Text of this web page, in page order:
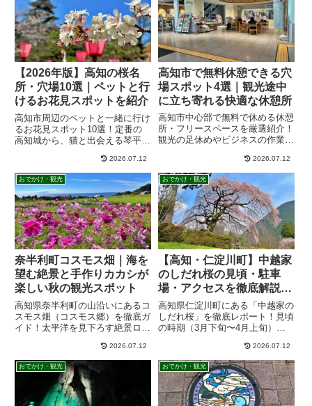
【2026年版】高知の桜名
所・穴場10選｜ペットと行
けるお花見スポットを紹介
高知市周辺のペットと一緒に行け
るお花見スポット10選！定番の
高知城から、猫と出会える琴平神
イブに最適な桜名所を詳しく紹
介。見頃の時期や夜桜情報、駐車
場の有無も。愛犬や愛猫と一緒に
高知の春を満喫したい方必見のガ
イドです。
2026.07.12
高知市で無料休憩できる穴
場スポット4選｜観光途中
に立ち寄れる快適な休憩所
高知市中心部で無料で休める休憩
所・フリースペースを厳選紹介！
観光の足休めやビジネスの作業、
のWi-Fi・充電環境・飲食持ち込
みルールを地元目線で詳しく解説
します。これを知れば高知の街歩
きがもっと快適に！
2026.07.12
おでかけ・観光
奈半利町コスモス畑｜海を
望む絶景と手作りカカシが
楽しい秋の観光スポット
高知県奈半利町の山沿いにあるコ
スモス畑（コスモス郷）を徹底ガ
イド！太平洋を見下ろす絶景ロケ
クなカカシ（約30体）の魅力
を、実体験をもとにご紹介。初め
てでも安心な駐車場情報や、狭い
山道を安全に運転するコツ、10
月下旬〜11月上旬の見頃も詳し
2026.07.12
おでかけ・観光
【高知・仁淀川町】中越家
のしだれ桜の見頃・駐車
場・アクセスを徹底解説！
樹齢200年の滝のような一
本桜
高知県仁淀川町にある「中越家の
しだれ桜」を徹底レポート！見頃
の時期（3月下旬〜4月上旬）
ト、周辺の混雑状況を詳しく解説
します。樹齢250年の名木が魅せ
る滝のような絶景と、歴史ある庄
屋屋敷の佇まいは必見。愛車での
ドライブやお花見旅行に役立つア
2026.07.12
おでかけ・観光 おでかけ・観光